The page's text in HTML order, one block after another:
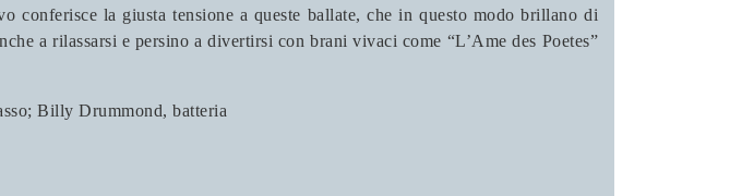
conferisce la giusta tensione a queste ballate, che in questo modo brillano di
a rilassarsi e persino a divertirsi con brani vivaci come “L’Ame des Poetes”
Billy Drummond, batteria